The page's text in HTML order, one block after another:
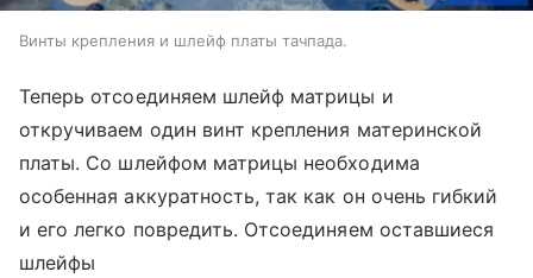
Винты крепления и шлейф платы тачпада.
Теперь отсоединяем шлейф матрицы и
откручиваем один винт крепления материнской
платы. Со шлейфом матрицы необходима
особенная аккуратность, так как он очень гибкий
и его легко повредить. Отсоединяем оставшиеся
шлейфы